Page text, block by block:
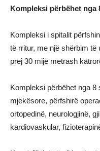
Kompleksi përbëhet nga
Kompleksi i spitalit
të rritur, me një shërbim të
prej 30 mijë metrash
Kompleksi përbëhet nga
mjekësore, përfshirë
ortopedinë, neurologjinë,
kardiovaskular,